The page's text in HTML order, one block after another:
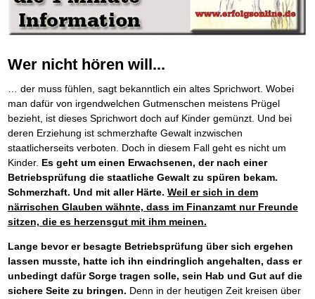
Schach der SCHUFA FRISCH EINGETROFFEN
Schnell eine saubere SCHUFA
Ihren Zeitgewinn maximieren
GbR als Einzelperson gründen
Der Finanzmanager
Behalten Sie den Überblick
Nützliche Problemlösungen
Vermögenssicherung durch GbR-Vertrag
GbR als Einzelperson gründen
Sich rechtlich einrichten
Schützen Sie sich
Stiftung gründen und profitabel vermarkten
Gründen Sie Ihre Stiftung
Suchmaschinenoptimierung mit der Top10-Checkliste
Platzieren Sie sich bei Google ganz oben
Für ein erfolgreiches Leben
Mental Force
Geistigen Kräfte, die unter die Haut gehen
Nutze Deine geistigen Waffen
Das Kapital Ihrer geistigen Möglichkeiten
Schlüssel des Erfolgs
Methoden der Lebenstechnik
Hilf Dir selbst, hilft Dir Gott
Immer den Geist zum TUN begeistern
Die Feuerkraft TIPP
Holen Sie Erfolg in Ihr Leben
Mit System zum Erfolg GEHEIMTIPP
Starten Sie endlich durch
Frei Fahrt ohne Punkte
Kaufe doch Deine Schulden BRANDNEU
Die geniale Lösung zum schnellen Schuldenabbau
Der Weg zur finanziellen Freiheit
Ohne Probleme clever Texten und Schreiben
Die Macht des Telefax NEU
Zeit & Kommunikationsgewinn
Mittel gegen Titel EMPFEHLUNG
Sichern Sie Einkommen und Vermögenswerte 100%-tig ab
Bekannt wie ein bunter Hund im Internet INTERNET-TIPP
schnell im Internet bekannt werden und damit viel Geld verdienen
Schreib Dich reich SCHREIB VERTRIEBS TIPP
Wer nicht hören will...
… der muss fühlen, sagt bekanntlich ein altes Sprichwort. Wobei
man dafür von irgendwelchen Gutmenschen meistens Prügel
bezieht, ist dieses Sprichwort doch auf Kinder gemünzt. Und bei
deren Erziehung ist schmerzhafte Gewalt inzwischen
staatlicherseits verboten. Doch in diesem Fall geht es nicht um
Kinder. Es geht um einen Erwachsenen, der nach einer
Betriebsprüfung die staatliche Gewalt zu spüren bekam.
Schmerzhaft. Und mit aller Härte. Weil er sich in dem
närrischen Glauben wähnte, dass im Finanzamt nur Freunde
sitzen, die es herzensgut mit ihm meinen.
Lange bevor er besagte Betriebsprüfung über sich ergehen
lassen musste, hatte ich ihn eindringlich angehalten, dass er
unbedingt dafür Sorge tragen solle, sein Hab und Gut auf die
sichere Seite zu bringen. Denn in der heutigen Zeit kreisen über